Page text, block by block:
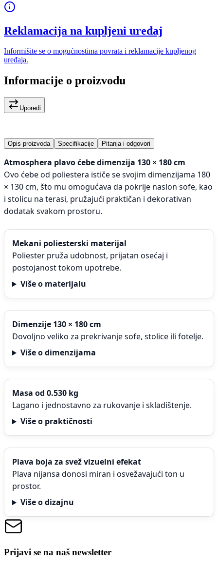
Reklamacija na kupljeni uređaj
Informišite se o mogućnostima povrata i reklamacije kupljenog
uređaja.
Informacije o proizvodu
Uporedi
Opis proizvoda Specifikacije Pitanja i odgovori
Atmosphera plavo ćebe dimenzija 130 × 180 cm
Ovo ćebe od poliestera ističe se svojim dimenzijama 180
× 130 cm, što mu omogućava da pokrije naslon sofe, kao
i stolicu na terasi, pružajući praktičan i dekorativan
dodatak svakom prostoru.
Mekani poliesterski materijal
Poliester pruža udobnost, prijatan osećaj i
postojanost tokom upotrebe.
Više o materijalu
Dimenzije 130 × 180 cm
Dovoljno veliko za prekrivanje sofe, stolice ili fotelje.
Više o dimenzijama
Masa od 0.530 kg
Lagano i jednostavno za rukovanje i skladištenje.
Više o praktičnosti
Plava boja za svež vizuelni efekat
Plava nijansa donosi miran i osvežavajući ton u
prostor.
Više o dizajnu
Prijavi se na naš newsletter